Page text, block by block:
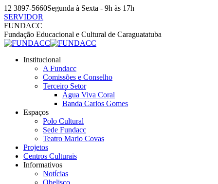
Pular
para
o
conteúdo
12 3897-5660Segunda à Sexta - 9h às 17h
SERVIDOR
Facebook
page
opens
new
Instagram
page
opens
new
YouTube
page
opens
new
FUNDACC
Fundação Educacional e Cultural de Caraguatatuba
Institucional
A Fundacc
Comissões e Conselho
Terceiro Setor
Água Viva Coral
Banda Carlos Gomes
Espaços
Polo Cultural
Sede Fundacc
Teatro Mario Covas
Projetos
Centros Culturais
Informativos
Notícias
Obelisco